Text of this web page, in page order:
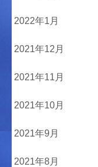
2022年1月
2021年12月
2021年11月
2021年10月
2021年9月
2021年8月